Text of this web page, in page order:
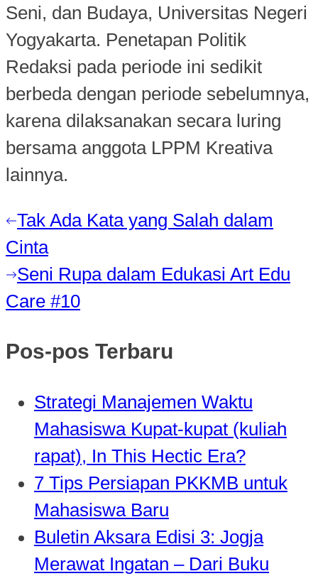
Seni, dan Budaya, Universitas Negeri
Yogyakarta. Penetapan Politik
Redaksi pada periode ini sedikit
berbeda dengan periode sebelumnya,
karena dilaksanakan secara luring
bersama anggota LPPM Kreativa
lainnya.
Navigasi
pos
Previous
post:
Tak Ada Kata yang Salah dalam
Cinta
Next
post:
Seni Rupa dalam Edukasi Art Edu
Care #10
Pos-pos Terbaru
Strategi Manajemen Waktu
Mahasiswa Kupat-kupat (kuliah
rapat), In This Hectic Era?
7 Tips Persiapan PKKMB untuk
Mahasiswa Baru
Buletin Aksara Edisi 3: Jogja
Merawat Ingatan – Dari Buku